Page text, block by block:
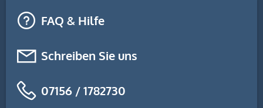
FAQ & Hilfe
Schreiben Sie uns
07156 / 1782730